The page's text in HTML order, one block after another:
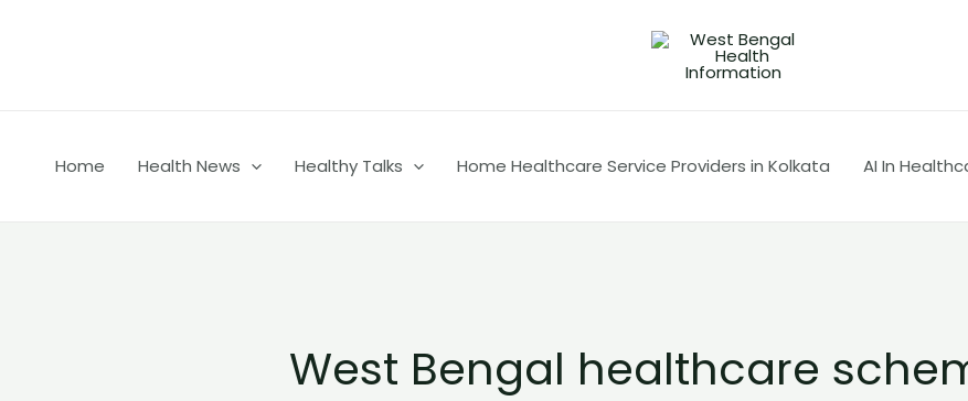
Home Health News Healthy Talks Home Healthcare Service Providers in Kolkata AI In
West Bengal healthcare